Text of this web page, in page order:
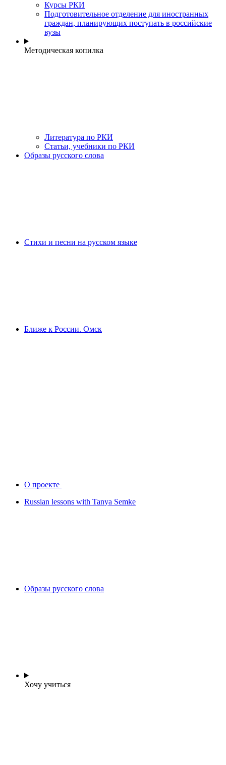
Курсы РКИ
Подготовительное отделение для иностранных
граждан, планирующих поступать в российские
вузы
Методическая копилка
Литература по РКИ
Статьи, учебники по РКИ
Образы русского слова
Стихи и песни на русском языке
Ближе к России. Омск
О проекте
Russian lessons with Tanya Semke
Образы русского слова
Хочу учиться